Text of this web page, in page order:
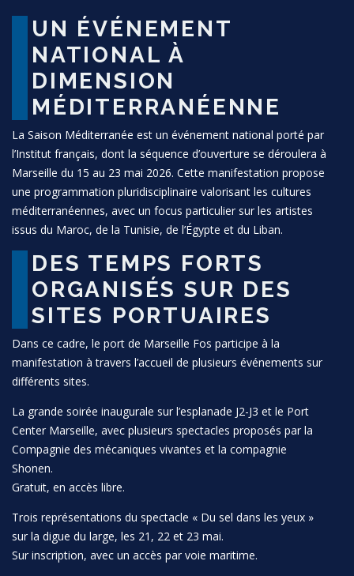
UN ÉVÉNEMENT
NATIONAL À
DIMENSION
MÉDITERRANÉENNE
La Saison Méditerranée est un événement national porté par
l’Institut français, dont la séquence d’ouverture se déroulera à
Marseille du 15 au 23 mai 2026. Cette manifestation propose
une programmation pluridisciplinaire valorisant les cultures
méditerranéennes, avec un focus particulier sur les artistes
issus du Maroc, de la Tunisie, de l’Égypte et du Liban.
DES TEMPS FORTS
ORGANISÉS SUR DES
SITES PORTUAIRES
Dans ce cadre, le port de Marseille Fos participe à la
manifestation à travers l’accueil de plusieurs événements sur
différents sites.
La grande soirée inaugurale sur l’esplanade J2-J3 et le Port
Center Marseille, avec plusieurs spectacles proposés par la
Compagnie des mécaniques vivantes et la compagnie
Shonen.
Gratuit, en accès libre.
Trois représentations du spectacle « Du sel dans les yeux »
sur la digue du large, les 21, 22 et 23 mai.
Sur inscription, avec un accès par voie maritime.